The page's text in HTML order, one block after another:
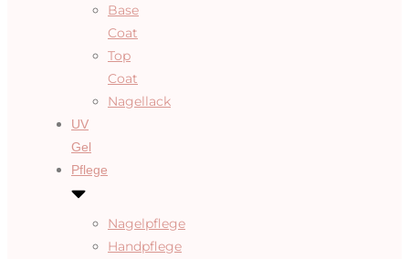
Base
Coat
Top
Coat
Nagellack
UV
Gel
Pflege
Nagelpflege
Handpflege